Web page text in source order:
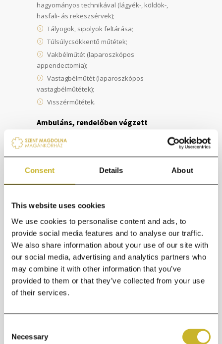
Consent Details About
This website uses cookies
We use cookies to personalise content and ads, to
provide social media features and to analyse our traffic.
We also share information about your use of our site with
our social media, advertising and analytics partners who
may combine it with other information that you’ve
provided to them or that they’ve collected from your use
of their services.
Selection
Necessary
hagyományos technikával (lágyék-, köldök-,
hasfali- ás rekeszsérvek);
Tályogok, sipolyok feltárása;
Túlsúlycsökkentő műtétek;
Vakbélműtét (laparoszkópos
appendectomia);
Vastagbélműtét (laparoszkópos
vastagbélműtétek);
Visszérműtétek.
Ambuláns, rendelőben végzett
Anyajegyek, szemölcsök, fibrómák
eltávolítása;
Benőtt köröm kimetszése;
Lipómák és atherómák eltávolítása;